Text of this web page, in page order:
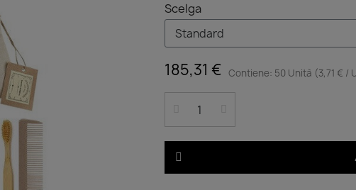
Scelga
185,31 € Contiene: 50 Unità (3,71 € /